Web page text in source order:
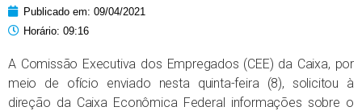
Publicado em: 09/04/2021
Horário: 09:16
A Comissão Executiva dos Empregados (CEE) da Caixa, por
meio de ofício enviado nesta quinta-feira (8), solicitou à
direção da Caixa Econômica Federal informações sobre o